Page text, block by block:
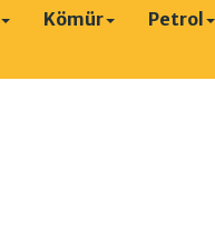
Kömür Petrol